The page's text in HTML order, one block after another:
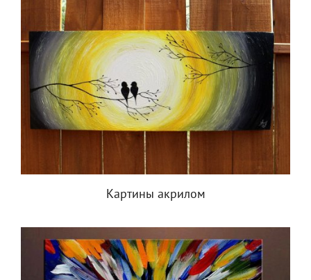
Картины акрилом